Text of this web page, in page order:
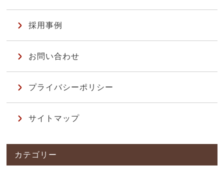
採用事例
お問い合わせ
プライバシーポリシー
サイトマップ